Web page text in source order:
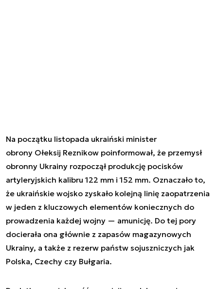
Na początku listopada ukraiński minister
obrony Ołeksij Reznikow poinformował, że przemysł
obronny Ukrainy rozpoczął produkcję pocisków
artyleryjskich kalibru 122 mm i 152 mm. Oznaczało to,
że ukraińskie wojsko zyskało kolejną linię zaopatrzenia
w jeden z kluczowych elementów koniecznych do
prowadzenia każdej wojny — amunicję. Do tej pory
docierała ona głównie z zapasów magazynowych
Ukrainy, a także z rezerw państw sojuszniczych jak
Polska, Czechy czy Bułgaria.